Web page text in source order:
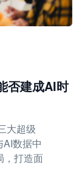
否建成AI时
大超级
数据中
，打造面